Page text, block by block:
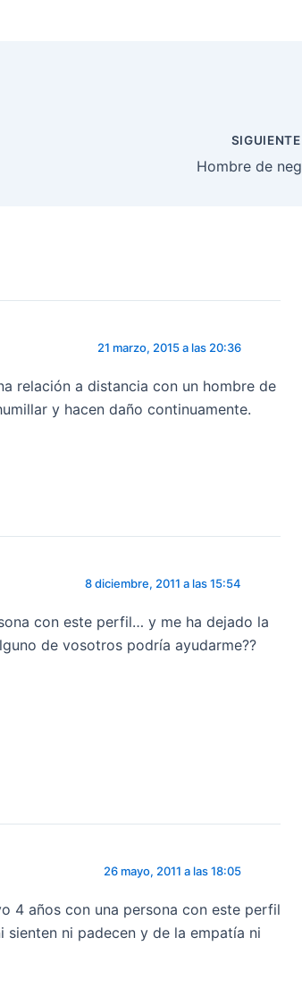
Hombre de
21 marzo, 2015 a las 20:36
relación a distancia con un hombre de
y hacen daño continuamente.
8 diciembre, 2011 a las 15:54
con este perfil… y me ha dejado la
de vosotros podría ayudarme??
26 mayo, 2011 a las 18:05
4 años con una persona con este perfil
ni padecen y de la empatía ni